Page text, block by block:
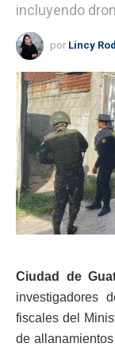
incluyendo
por Lincy
Ciudad de
investigadores
fiscales del
de